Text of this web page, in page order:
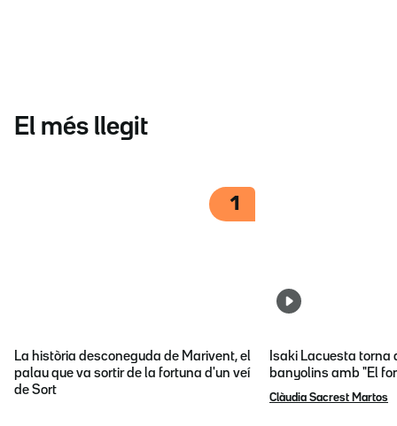
El més llegit
1
La història desconeguda de Marivent, el
palau que va sortir de la fortuna d'un veí
de Sort
Isaki Lacuesta torna
banyolins amb "El
Clàudia Sacrest Martos